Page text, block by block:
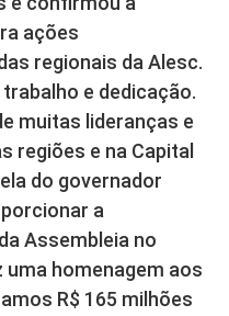
ações
regionais da Alesc.
e dedicação.
muitas lideranças e
regiões e na Capital
do governador
a
Assembleia no
homenagem aos
R$ 165 milhões